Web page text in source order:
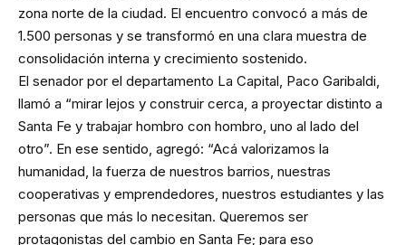
zona norte de la ciudad. El encuentro convocó a más de
1.500 personas y se transformó en una clara muestra de
consolidación interna y crecimiento sostenido.
El senador por el departamento La Capital, Paco Garibaldi,
llamó a “mirar lejos y construir cerca, a proyectar distinto a
Santa Fe y trabajar hombro con hombro, uno al lado del
otro”. En ese sentido, agregó: “Acá valorizamos la
humanidad, la fuerza de nuestros barrios, nuestras
cooperativas y emprendedores, nuestros estudiantes y las
personas que más lo necesitan. Queremos ser
protagonistas del cambio en Santa Fe; para eso